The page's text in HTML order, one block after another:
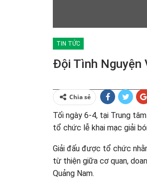
TIN TỨC
Đội Tình Nguyện
Chia sẻ
Tối ngày 6-4, tại Trung
tổ chức lễ khai mạc giải
Giải đấu được tổ chức
từ thiện giữa cơ quan,
Quảng Nam.